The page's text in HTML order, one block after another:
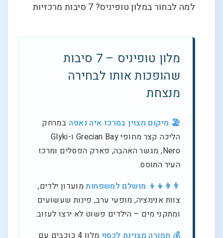
למה לבחור במלון טופיניס? 7 סיבות מרכזיות
מלון טופיניס – 7 סיבות
שהופכות אותו לבחירה
מנצחת
🏖️ מיקום מצוין במרכז איה נאפה במרחק
הליכה קצר מחופי Grecian Bay ו-Glyki
Nero, מגשר האהבה, פארק הפסלים ומרכז
העיר התוסס.
👨‍👩‍👧‍👦 מושלם למשפחותמועדון ילדים,
צוות אנימציה, מופעי ערב, פינות שעשועים
ומתקני מים – הילדים פשוט לא ירצו לעזוב.